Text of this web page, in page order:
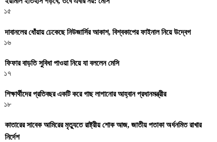
১৫
দাবানলের ধোঁয়ায় ঢেকেছে নিউজার্সির আকাশ, বিশ্বকাপের ফাইনাল নিয়ে উদ্বেগ
১৬
ফিফার বাড়তি সুবিধা পাওয়া নিয়ে যা বললেন মেসি
১৭
শিক্ষার্থীদের প্রতিবছর একটি করে গাছ লাগানোর আহ্বান প্রধানমন্ত্রীর
১৮
কাতারের সাবেক আমিরের মৃত্যুতে রাষ্ট্রীয় শোক আজ, জাতীয় পতাকা অর্ধনমিত রাখার
নির্দেশ